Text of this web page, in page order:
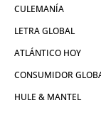
CULEMANÍA
LETRA GLOBAL
ATLÁNTICO HOY
CONSUMIDOR
HULE & MANTEL